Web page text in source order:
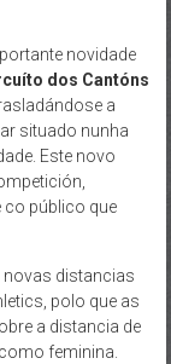
novidade
dos Cantóns
a
situado nunha
Este novo
co público que
distancias
polo que as
a distancia de
feminina.